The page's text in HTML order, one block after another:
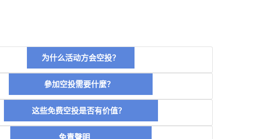
为什么活动方会空投？
參加空投需要什麼？
这些免费空投是否有价值？
免責聲明